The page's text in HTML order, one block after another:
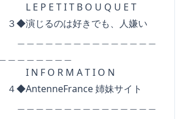
I T B O U Q U E T
のは好きでも、人嫌い
R M A T I O N
姉妹サイト